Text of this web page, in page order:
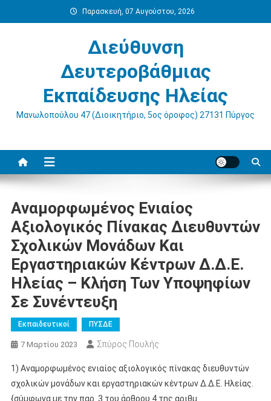
στο
Παρασκευή, 07 Αυγούστου, 2026
Διεύθυνση
Δευτεροβάθμιας
Εκπαίδευσης Ηλείας
Μανωλοπούλου 47 (Διοικητήριο, 5ος όροφος) 27131 Πύργος
Αναμορφωμένος Ενιαίος
Αξιολογικός Πίνακας Διευθυντών
Σχολικών Μονάδων Και
Εργαστηριακών Κέντρων Δ.Δ.Ε.
Ηλείας – Κλήση Των Υποψηφίων
Σε Συνέντευξη
Εκπαιδευτικοί ΠΥΣΔΕ
7 Μαρτίου 2023 Σπύρος Πουλής
1) Αναμορφωμένος ενιαίος αξιολογικός πίνακας διευθυντών
σχολικών μονάδων και εργαστηριακών κέντρων Δ.Δ.Ε. Ηλείας.
{σύμφωνα με την παρ. 3 του άρθρου 4 της αριθμ.